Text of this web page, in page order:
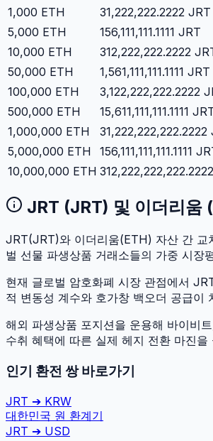
1,000 ETH 31,222,222.2222 JRT
5,000 ETH 156,111,111.1111 JRT
10,000 ETH 312,222,222.2222
50,000 ETH 1,561,111,111.1111 JRT
100,000 ETH 3,122,222,222.2222
500,000 ETH 15,611,111,111.1111
1,000,000 ETH 31,222,222,222.2222
5,000,000 ETH 156,111,111,111.1111
10,000,000 ETH 312,222,222,222.2222
JRT (JRT) 및 이더리움 (
JRT(JRT)와 이더리움(ETH) 자산 간 교
벌 선물 파생상품 거래소들의 가중 시장
현재 글로벌 암호화폐 시장 관점에서
적 변동성 계수와 호가창 백오더 공급이
해외 파생상품 포지션을 운용해 바이비
수취 혜택에 따른 실제 헤지 전환 마진
인기 환전 쌍 바로가기
JRT ➔ KRW
대한민국 원 환계기
JRT ➔ USD